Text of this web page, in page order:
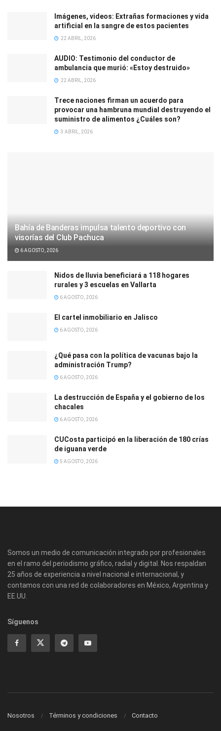
Imágenes, videos: Extrañas formaciones y vida
artificial en la sangre de estos pacientes
22 ABRIL, 2026
AUDIO: Testimonio del conductor de
ambulancia que murió: «Estoy destruido»
22 ABRIL, 2026
Trece naciones firman un acuerdo para
provocar una hambruna mundial destruyendo el
suministro de alimentos ¿Cuáles son?
3 ABRIL, 2026
Bahía de Banderas impulsa talento deportivo con
visorías del Club Pachuca
6 AGOSTO, 2026
Nidos de lluvia beneficiará a 118 hogares
rurales y 3 escuelas en Vallarta
6 AGOSTO, 2026
El cartel inmobiliario en Jalisco
6 AGOSTO, 2026
¿Qué pasa con la política de vacunas bajo la
administración Trump?
6 AGOSTO, 2026
La destrucción de España y el gobierno de los
chacales
6 AGOSTO, 2026
CUCosta participó en la liberación de 180 crías
de iguana verde
5 AGOSTO, 2026
Somos un medio de comunicación integrado por profesionales
en el ramo del periodismo gráfico, radial y digital. Nos respaldan
25 años de experiencia a nivel nacional e internacional, y
contamos con una red de colaboradores en México, Argentina y
EE.UU.
Síguenos
Nosotros Términos y condiciones Contacto